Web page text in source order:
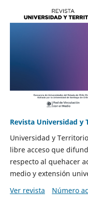
Revista Universidad y
Universidad y
libre acceso que
respecto al quehacer
medio y extensión
Ver revista
Número